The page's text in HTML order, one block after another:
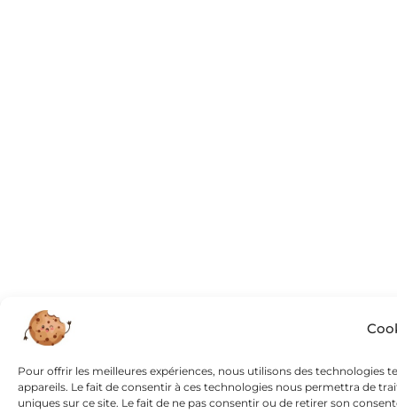
Pour offrir les meilleures expériences, nous utilisons des technologies
appareils. Le fait de consentir à ces technologies nous permettra de
uniques sur ce site. Le fait de ne pas consentir ou de retirer son